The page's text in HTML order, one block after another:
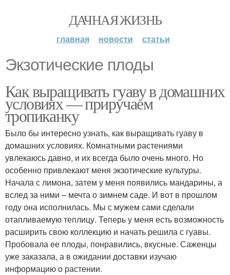
ДАЧНАЯ ЖИЗНЬ
главная новости статьи
Экзотические плоды
Как выращивать гуаву в домашних
условиях — приручаем
тропиканку
Было бы интересно узнать, как выращивать гуаву в
домашних условиях. Комнатными растениями
увлекаюсь давно, и их всегда было очень много. Но
особенно привлекают меня экзотические культуры.
Начала с лимона, затем у меня появились мандарины, а
вслед за ними – мечта о зимнем саде. И вот в прошлом
году она исполнилась. Мы с мужем сами сделали
отапливаемую теплицу. Теперь у меня есть возможность
расширить свою коллекцию и начать решила с гуавы.
Пробовала ее плоды, понравились, вкусные. Саженцы
уже заказала, а в ожидании доставки изучаю
информацию о растении.